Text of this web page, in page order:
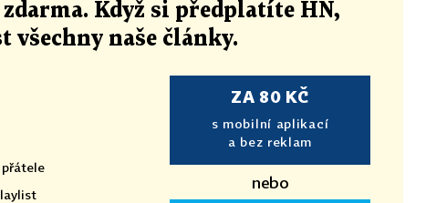
zdarma. Když si předplatíte HN,
všechny naše články.
ZA 80 KČ
s mobilní aplikací
a bez reklam
nebo